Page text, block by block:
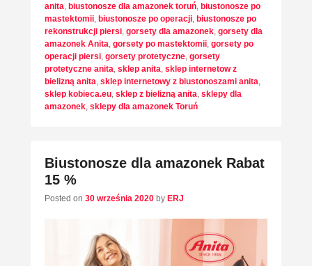
anita, biustonosze dla amazonek toruń, biustonosze po
mastektomii, biustonosze po operacji, biustonosze po
rekonstrukcji piersi, gorsety dla amazonek, gorsety dla
amazonek Anita, gorsety po mastektomii, gorsety po
operacji piersi, gorsety protetyczne, gorsety
protetyczne anita, sklep anita, sklep internetow z
bielizną anita, sklep internetowy z biustonoszami anita,
sklep kobieca.eu, sklep z bielizną anita, sklepy dla
amazonek, sklepy dla amazonek Toruń
Biustonosze dla amazonek Rabat
15 %
Posted on 30 września 2020 by ERJ